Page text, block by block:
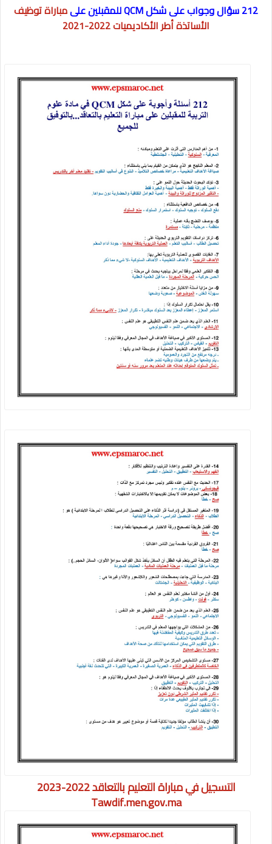
212 سؤال وجواب على شكل QCM للمقبلين على مباراةتوظيف
الأساتذة أطر الأكاديميات 2022-2021
التسجيل في مباراة التعليم بالتعاقد 2022-2023
Tawdif.men.gov.ma